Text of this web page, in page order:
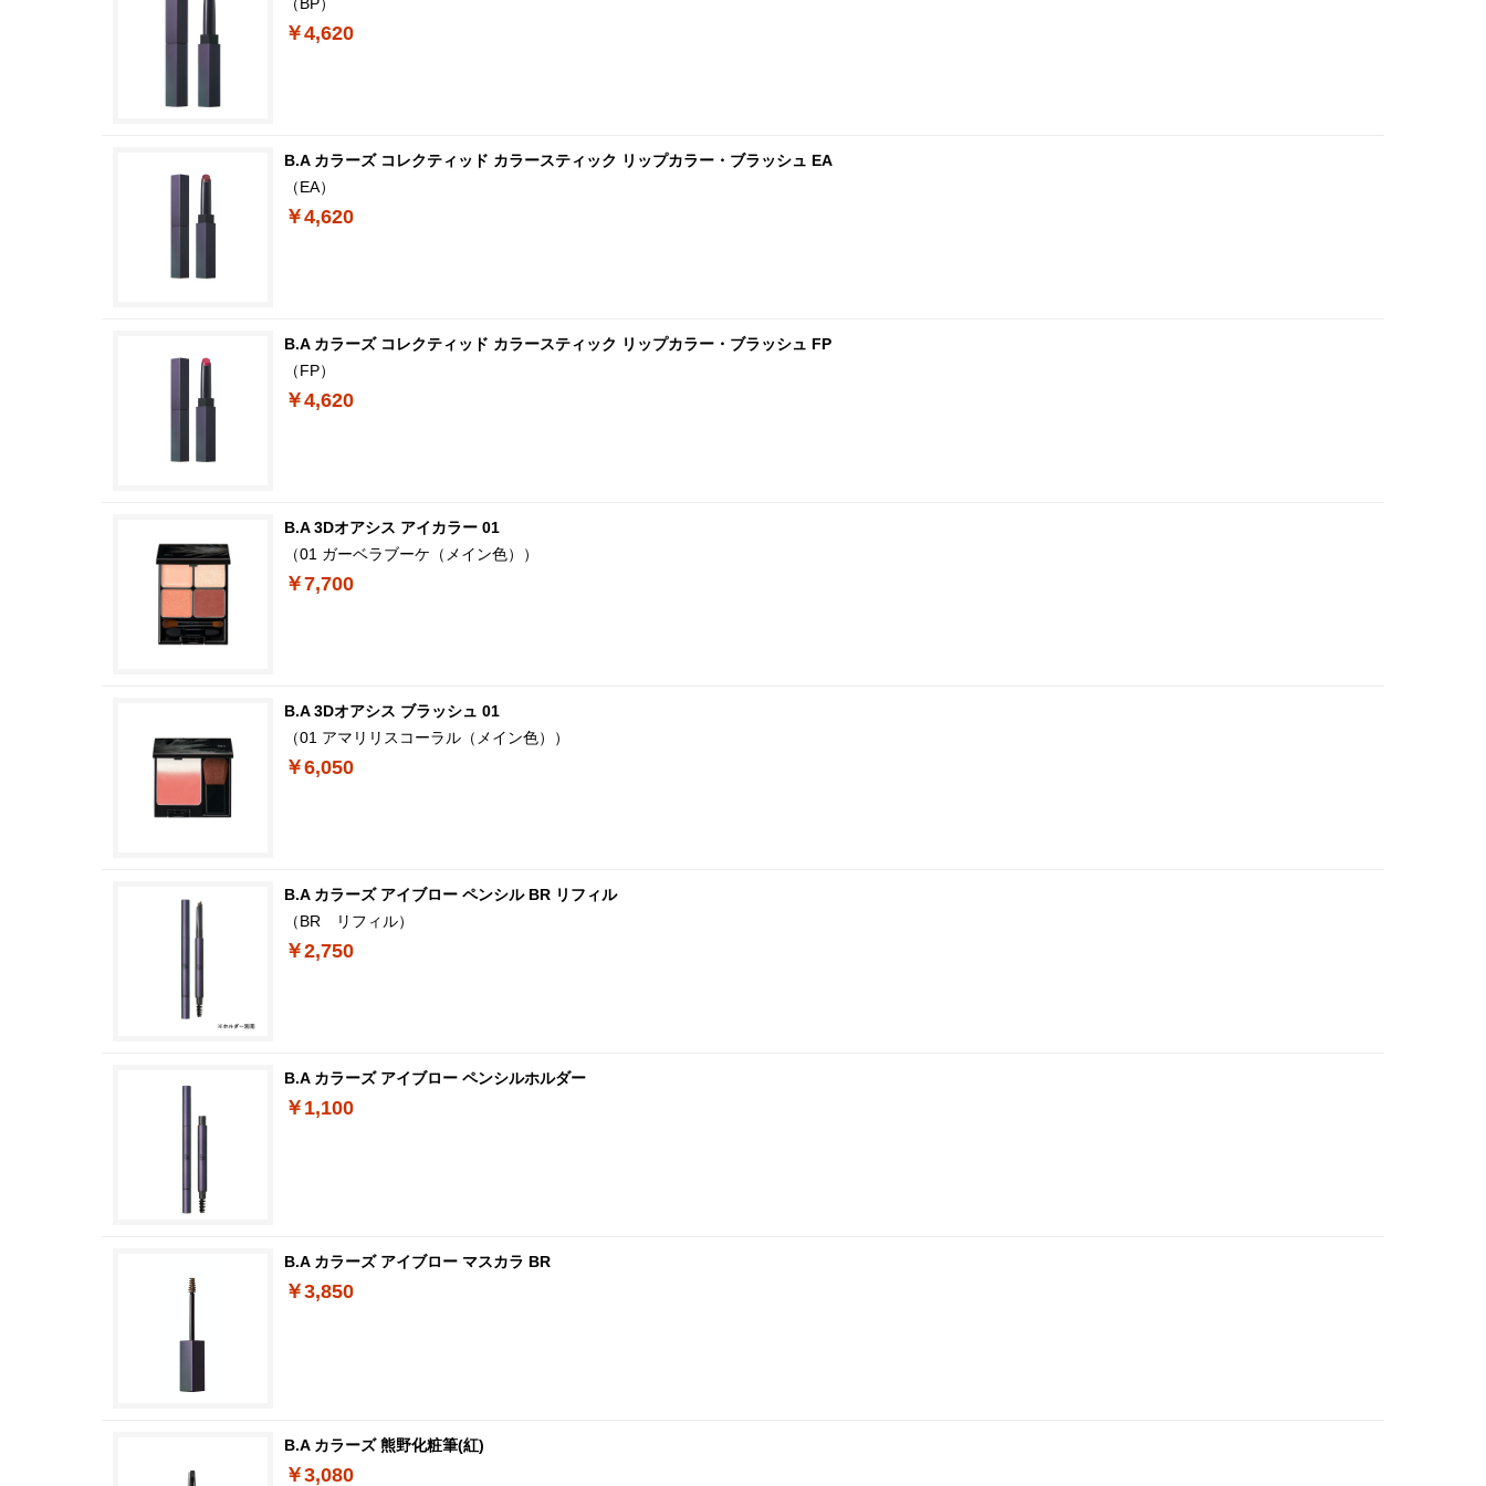
￥4,620
B.A カラーズ コレクティッド カラースティック リップカラー・ブラッシュ EA
（EA）
￥4,620
B.A カラーズ コレクティッド カラースティック リップカラー・ブラッシュ FP
（FP）
￥4,620
B.A 3Dオアシス アイカラー 01
（01 ガーベラブーケ（メイン色））
￥7,700
B.A 3Dオアシス ブラッシュ 01
（01 アマリリスコーラル（メイン色））
￥6,050
B.A カラーズ アイブロー ペンシル BR リフィル
（BR リフィル）
￥2,750
B.A カラーズ アイブロー ペンシルホルダー
￥1,100
B.A カラーズ アイブロー マスカラ BR
￥3,850
B.A カラーズ 熊野化粧筆(紅)
￥3,080